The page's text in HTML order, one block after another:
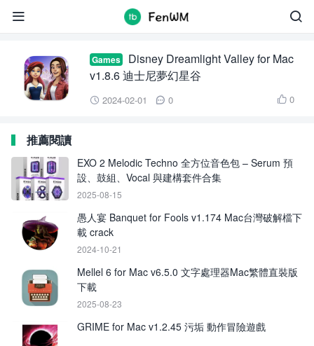

 Disney Dreamlight Valley
Games
Disney Dreamlight Valley for Mac
v1.8.6 迪士尼夢幻星谷
 2024-02-01  0  0
推薦閱讀
EXO 2 Melodic Techno 全方位音色包 – Serum 預
設、鼓組、Vocal 與建構套件合集
2025-08-15
愚人宴 Banquet for Fools v1.174 Mac台灣破解檔下
載 crack
2024-10-21
Mellel 6 for Mac v6.5.0 文字處理器Mac繁體直裝版
下載
2025-08-23
GRIME for Mac v1.2.45 污垢 動作冒險遊戲